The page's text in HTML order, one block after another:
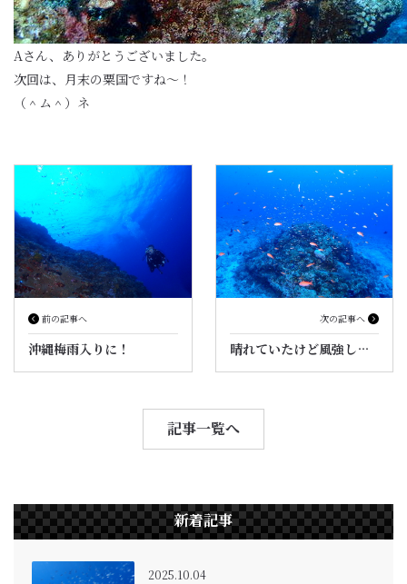
Aさん、ありがとうございました。
次回は、月末の粟国ですね〜！
（＾ム＾）ネ
前の記事へ
沖縄梅雨入りに！
次の記事へ
晴れていたけど風強し…
記事一覧へ
新着記事
2025.10.04